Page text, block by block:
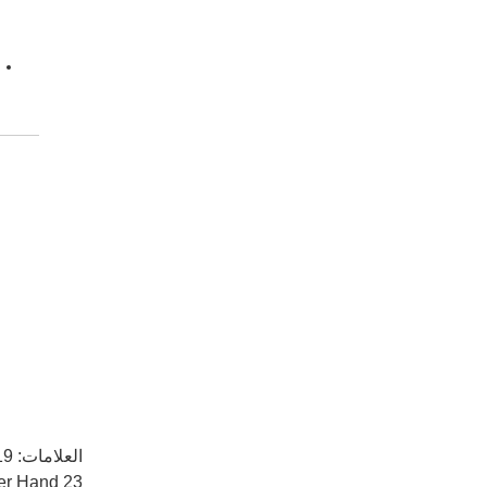
العلامات: 19 درجة من الحرية يد بارعة,٢٣ أجهزة
23 Built-In Sensors Five-Finger Hand